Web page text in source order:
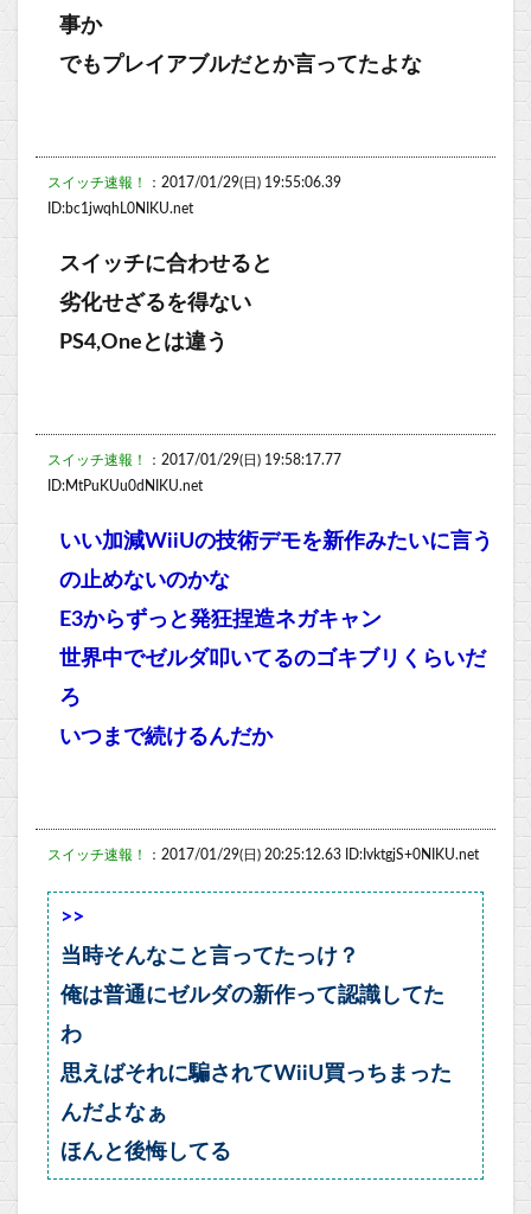
事か
でもプレイアブルだとか言ってたよな
スイッチ速報！
：2017/01/29(日) 19:55:06.39
ID:bc1jwqhL0NIKU.net
スイッチに合わせると
劣化せざるを得ない
PS4,Oneとは違う
スイッチ速報！
：2017/01/29(日) 19:58:17.77
ID:MtPuKUu0dNIKU.net
いい加減WiiUの技術デモを新作みたいに言う
の止めないのかな
E3からずっと発狂捏造ネガキャン
世界中でゼルダ叩いてるのゴキブリくらいだ
ろ
いつまで続けるんだか
スイッチ速報！ ：2017/01/29(日) 20:25:12.63 ID:IvktgjS+0NIKU.net
>>
当時そんなこと言ってたっけ？
俺は普通にゼルダの新作って認識してた
わ
思えばそれに騙されてWiiU買っちまった
んだよなぁ
ほんと後悔してる